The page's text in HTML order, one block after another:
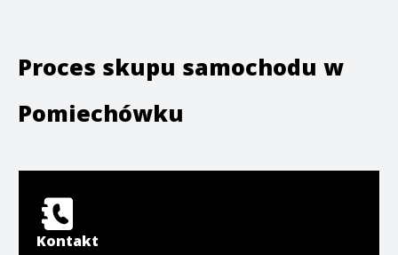
Proces skupu samochodu w
Pomiechówku
Kontakt